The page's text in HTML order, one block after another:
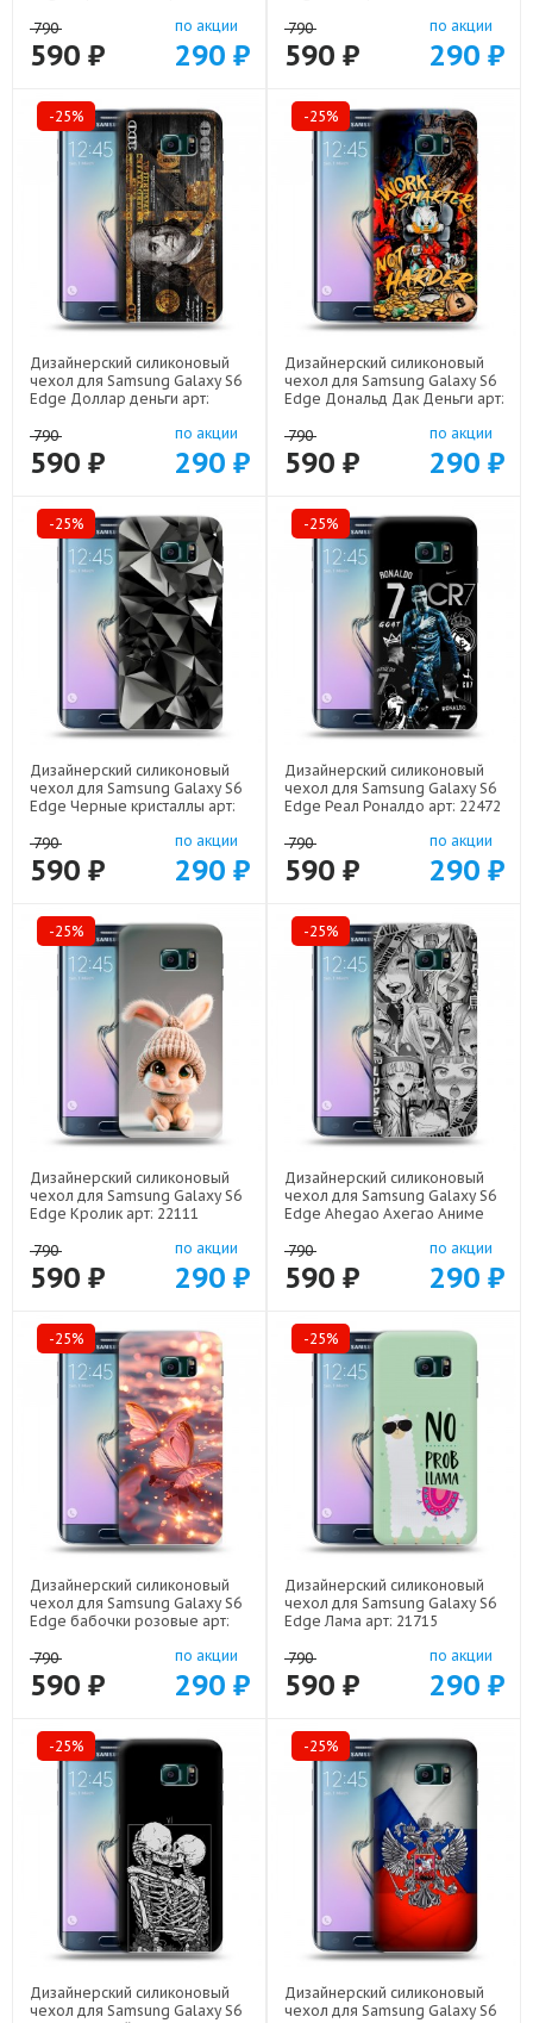
790
590 ₽
по акции
290 ₽
790
590 ₽
по акции
290 ₽
-25%
Дизайнерский силиконовый
чехол для Samsung Galaxy S6
Edge Доллар деньги арт:
790
590 ₽
по акции
290 ₽
-25%
Дизайнерский силиконовый
чехол для Samsung Galaxy S6
Edge Дональд Дак Деньги арт:
790
590 ₽
по акции
290 ₽
-25%
Дизайнерский силиконовый
чехол для Samsung Galaxy S6
Edge Черные кристаллы арт:
790
590 ₽
по акции
290 ₽
-25%
Дизайнерский силиконовый
чехол для Samsung Galaxy S6
Edge Реал Роналдо арт: 22472
790
590 ₽
по акции
290 ₽
-25%
Дизайнерский силиконовый
чехол для Samsung Galaxy S6
Edge Кролик арт: 22111
790
590 ₽
по акции
290 ₽
-25%
Дизайнерский силиконовый
чехол для Samsung Galaxy S6
Edge Ahegao Ахегао Аниме
790
590 ₽
по акции
290 ₽
-25%
Дизайнерский силиконовый
чехол для Samsung Galaxy S6
Edge бабочки розовые арт:
790
590 ₽
по акции
290 ₽
-25%
Дизайнерский силиконовый
чехол для Samsung Galaxy S6
Edge Лама арт: 21715
790
590 ₽
по акции
290 ₽
-25%
Дизайнерский силиконовый
чехол для Samsung Galaxy S6
-25%
Дизайнерский силиконовый
чехол для Samsung Galaxy S6